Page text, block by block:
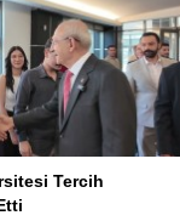
Tercih